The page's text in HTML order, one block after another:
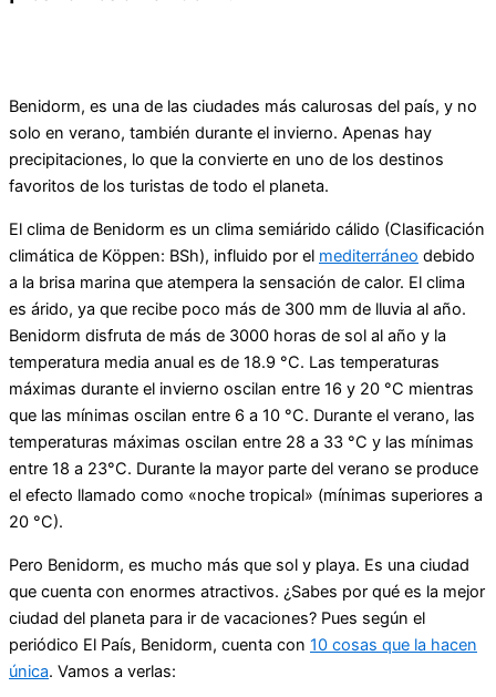
Benidorm, es una de las ciudades más calurosas del país, y no
solo en verano, también durante el invierno. Apenas hay
precipitaciones, lo que la convierte en uno de los destinos
favoritos de los turistas de todo el planeta.
El clima de Benidorm es un clima semiárido cálido (Clasificación
climática de Köppen: BSh), influido por el mediterráneo debido
a la brisa marina que atempera la sensación de calor. El clima
es árido, ya que recibe poco más de 300 mm de lluvia al año.
Benidorm disfruta de más de 3000 horas de sol al año y la
temperatura media anual es de 18.9 °C. Las temperaturas
máximas durante el invierno oscilan entre 16 y 20 °C mientras
que las mínimas oscilan entre 6 a 10 °C. Durante el verano, las
temperaturas máximas oscilan entre 28 a 33 °C y las mínimas
entre 18 a 23°C. Durante la mayor parte del verano se produce
el efecto llamado como «noche tropical» (mínimas superiores a
20 °C).
Pero Benidorm, es mucho más que sol y playa. Es una ciudad
que cuenta con enormes atractivos. ¿Sabes por qué es la mejor
ciudad del planeta para ir de vacaciones? Pues según el
periódico El País, Benidorm, cuenta con 10 cosas que la hacen
única. Vamos a verlas: